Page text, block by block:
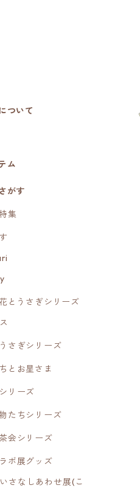
ついて
ム
がす
集
とうさぎシリーズ
さぎシリーズ
とお星さま
リーズ
たちシリーズ
会シリーズ
ボ展グッズ
さなしあわせ展(こ